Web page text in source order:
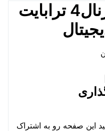
هارد دیسک اینترنال4 ترابایت
این صفحه رو به اشتراک